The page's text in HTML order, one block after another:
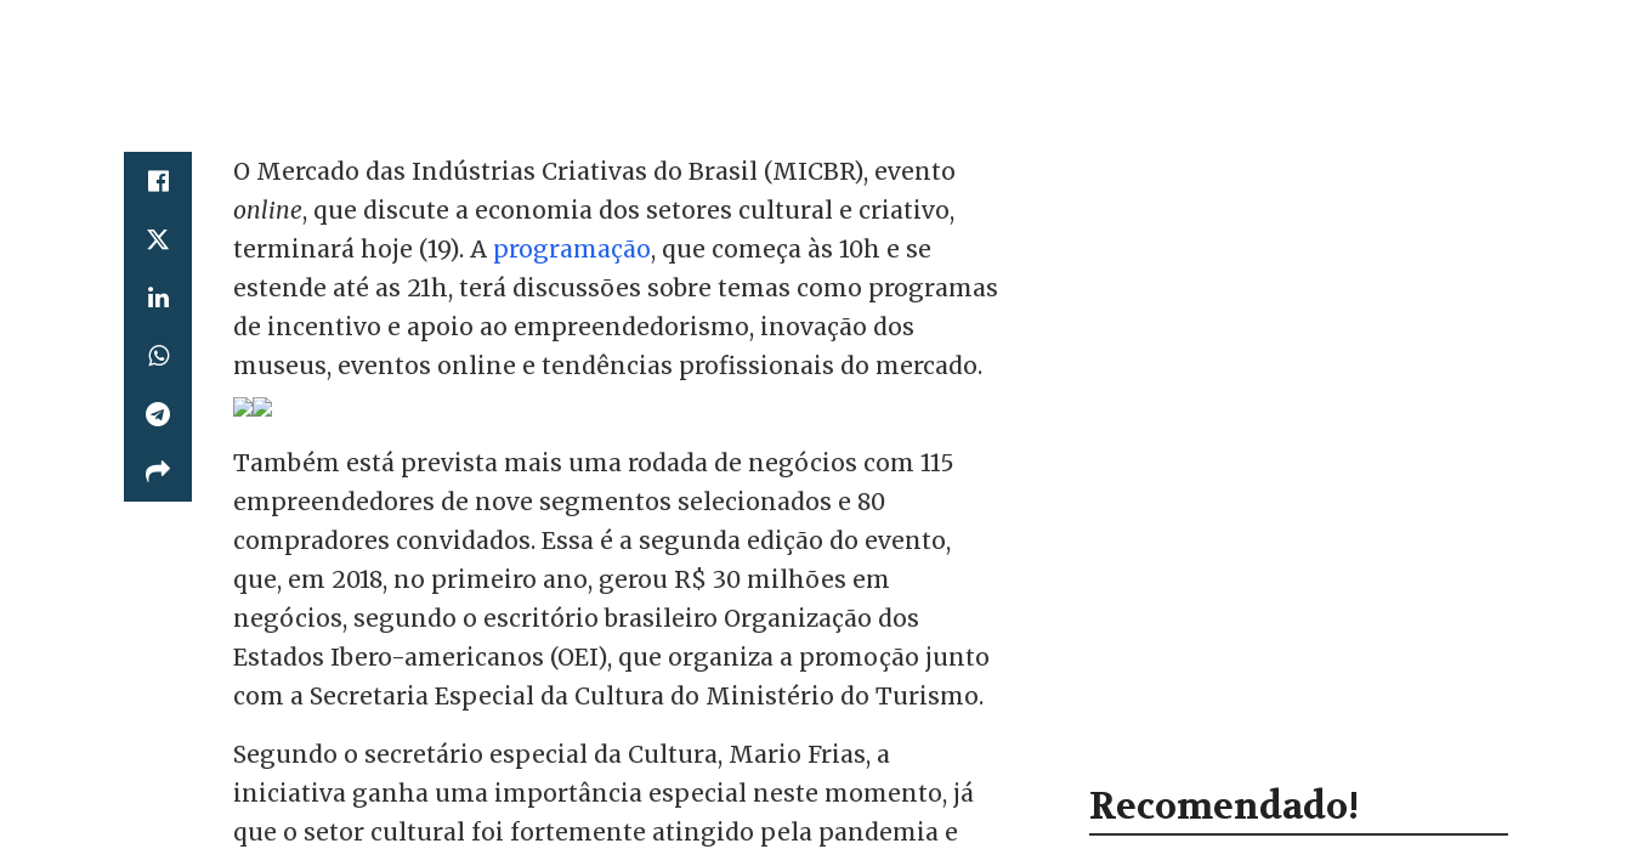
O Mercado das Indústrias Criativas do Brasil (MICBR), evento
online, que discute a economia dos setores cultural e criativo,
terminará hoje (19). A programação, que começa às 10h e se
estende até as 21h, terá discussões sobre temas como programas
de incentivo e apoio ao empreendedorismo, inovação dos
museus, eventos online e tendências profissionais do mercado.
Também está prevista mais uma rodada de negócios com 115
empreendedores de nove segmentos selecionados e 80
compradores convidados. Essa é a segunda edição do evento,
que, em 2018, no primeiro ano, gerou R$ 30 milhões em
negócios, segundo o escritório brasileiro Organização dos
Estados Ibero-americanos (OEI), que organiza a promoção junto
com a Secretaria Especial da Cultura do Ministério do Turismo.
Segundo o secretário especial da Cultura, Mario Frias, a
iniciativa ganha uma importância especial neste momento, já
que o setor cultural foi fortemente atingido pela pandemia e
Recomendado!